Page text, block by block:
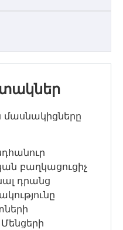
բաղկացուցիչ
դրանց